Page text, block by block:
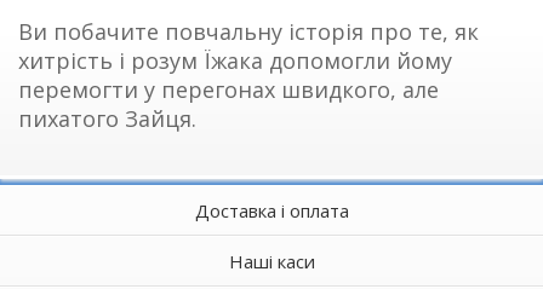
Ви побачите повчальну історія про те, як
хитрість і розум Їжака допомогли йому
перемогти у перегонах швидкого, але
пихатого Зайця.
Доставка і оплата
Наші каси